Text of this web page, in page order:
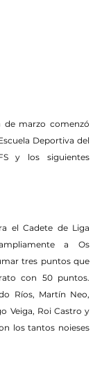
de marzo comenzó
Deportiva del
y los siguientes
el Cadete de Liga
a Os
tres puntos que
con 50 puntos.
Ríos, Martín Neo,
Veiga, Roi Castro y
los tantos noieses